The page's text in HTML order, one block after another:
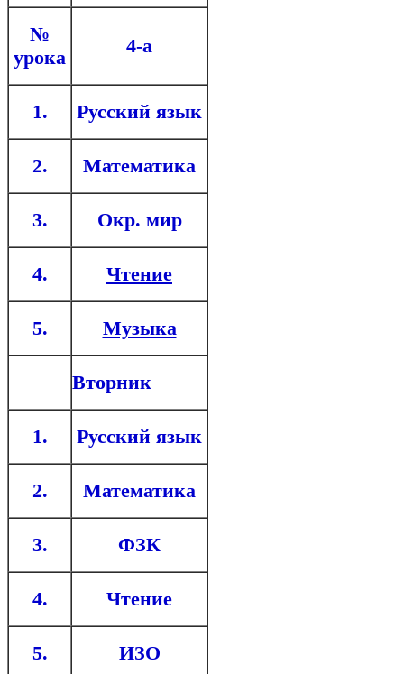
№
урока
4-а
1. Русский язык
2. Математика
3. Окр. мир
4. Чтение
5. Музыка
Вторник
1. Русский язык
2. Математика
3. ФЗК
4. Чтение
5. ИЗО